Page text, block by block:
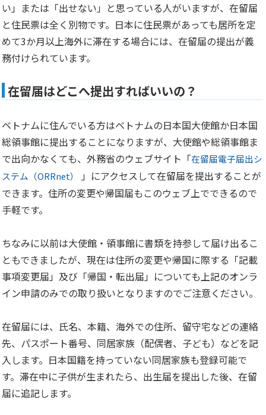
い」または「出せない」と思っている人がいますが、在留届
と住民票は全く別物です。日本に住民票があっても居所を定
めて3か月以上海外に滞在する場合には、在留届の提出が義
務付けられています。
在留届はどこへ提出すればいいの？
ベトナムに住んでいる方はベトナムの日本国大使館か日本国
総領事館に提出することになりますが、大使館や総領事館ま
で出向かなくても、外務省のウェブサイト「在留届電子届出シ
ステム（ORRnet）
」にアクセスして在留届を提出することが
できます。住所の変更や帰国届もこのウェブ上でできるので
手軽です。
ちなみに以前は大使館・領事館に書類を持参して届け出るこ
ともできましたが、現在は住所の変更や帰国に際する「記載
事項変更届」及び「帰国・転出届」についても上記のオンラ
イン申請のみでの取り扱いとなりますのでご注意ください。
在留届には、氏名、本籍、海外での住所、留守宅などの連絡
先、パスポート番号、同居家族（配偶者、子ども）などを記
入します。日本国籍を持っていない同居家族も登録可能で
す。滞在中に子供が生まれたら、出生届を提出した後、在留
届に追記します。